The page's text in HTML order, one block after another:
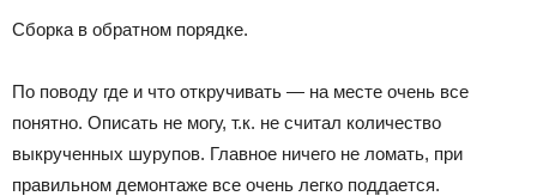
Сборка в обратном порядке.
По поводу где и что откручивать — на месте очень все
понятно. Описать не могу, т.к. не считал количество
выкрученных шурупов. Главное ничего не ломать, при
правильном демонтаже все очень легко поддается.